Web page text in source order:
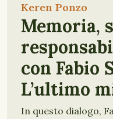
Keren Ponzo
Memoria,
con Fabio
L’ultimo
In questo dialogo,